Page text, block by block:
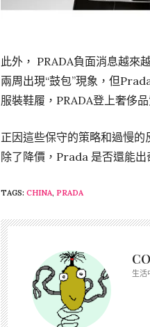
此外， PRADA負面消息越來
兩周出現“鼓包”現象，但
服裝鞋履，PRADA登上奢侈
正因這些保守的策略和過慢的
除了降價，Prada 是否還能出
TAGS: CHINA, PRADA
生活